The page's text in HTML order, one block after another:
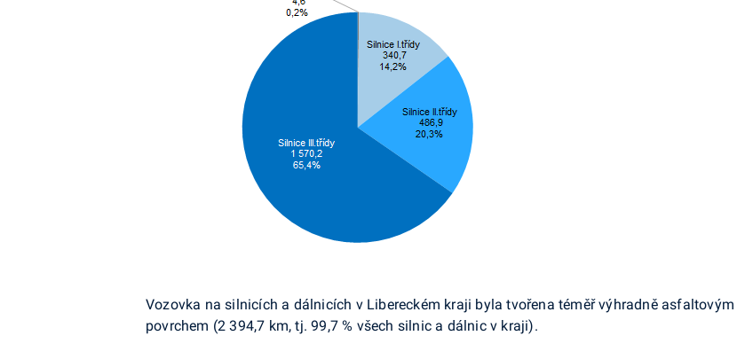
Vozovka na silnicích a dálnicích v Libereckém kraji byla tvořena téměř výhradně asfaltovým
povrchem (2 394,7 km, tj. 99,7 % všech silnic a dálnic v kraji).